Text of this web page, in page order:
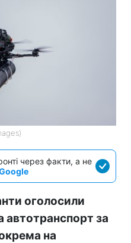
через факти, а не
оголосили
автотранспорт за
на